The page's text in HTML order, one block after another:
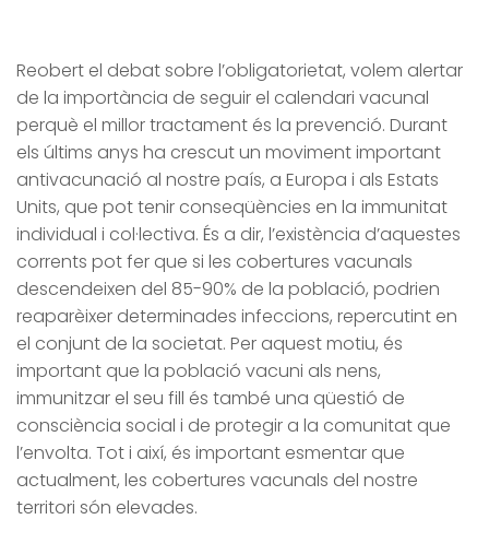
Reobert el debat sobre l’obligatorietat, volem alertar
de la importància de seguir el calendari vacunal
perquè el millor tractament és la prevenció. Durant
els últims anys ha crescut un moviment important
antivacunació al nostre país, a Europa i als Estats
Units, que pot tenir conseqüències en la immunitat
individual i col·lectiva. És a dir, l’existència d’aquestes
corrents pot fer que si les cobertures vacunals
descendeixen del 85-90% de la població, podrien
reaparèixer determinades infeccions, repercutint en
el conjunt de la societat. Per aquest motiu, és
important que la població vacuni als nens,
immunitzar el seu fill és també una qüestió de
consciència social i de protegir a la comunitat que
l’envolta. Tot i així, és important esmentar que
actualment, les cobertures vacunals del nostre
territori són elevades.